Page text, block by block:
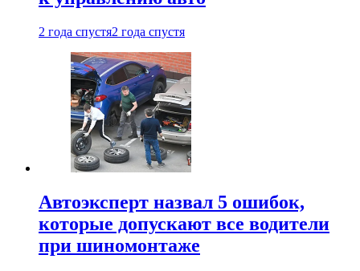
2 года спустя2 года спустя
Автоэксперт назвал 5 ошибок,
которые допускают все водители
при шиномонтаже